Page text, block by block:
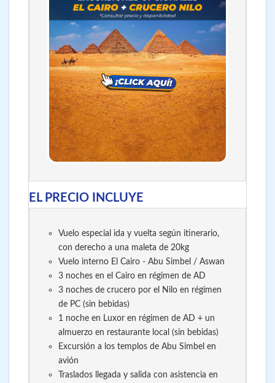
EL PRECIO INCLUYE
Vuelo especial ida y vuelta según itinerario,
con derecho a una maleta de 20kg
Vuelo interno El Cairo - Abu Simbel / Aswan
3 noches en el Cairo en régimen de AD
3 noches de crucero por el Nilo en régimen
de PC (sin bebidas)
1 noche en Luxor en régimen de AD + un
almuerzo en restaurante local (sin bebidas)
Excursión a los templos de Abu Simbel en
avión
Traslados llegada y salida con asistencia en